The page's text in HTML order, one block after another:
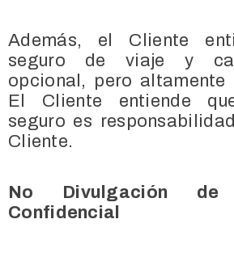
Además, el Cliente
seguro de viaje y
opcional, pero altamente
El Cliente entiende
seguro es
Cliente.
No Divulgación de
Confidencial